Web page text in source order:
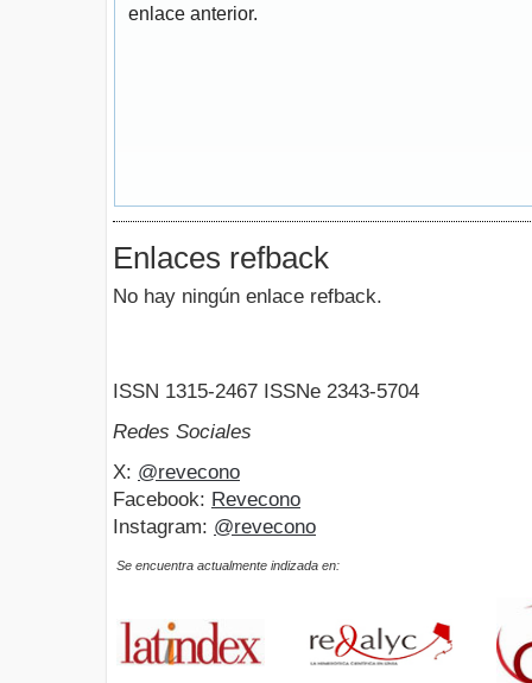
enlace anterior.
Enlaces refback
No hay ningún enlace refback.
ISSN 1315-2467 ISSNe 2343-5704
Redes Sociales
X: @revecono
Facebook: Revecono
Instagram: @revecono
Se encuentra actualmente indizada en: